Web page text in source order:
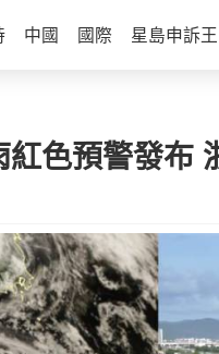
中國 國際 星島申訴王
色預警發布